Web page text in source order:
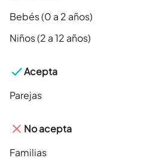
Bebés (0 a 2 años)
Niños (2 a 12 años)
Acepta
Parejas
No acepta
Familias